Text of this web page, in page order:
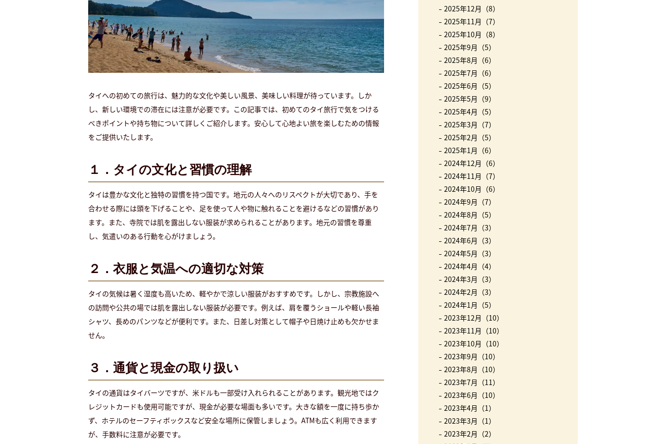
タイへの初めての旅行は、魅力的な文化や美しい風景、美味しい料理が待っています。しか
し、新しい環境での滞在には注意が必要です。この記事では、初めてのタイ旅行で気をつける
べきポイントや持ち物について詳しくご紹介します。安心して心地よい旅を楽しむための情報
をご提供いたします。
１．タイの文化と習慣の理解
タイは豊かな文化と独特の習慣を持つ国です。地元の人々へのリスペクトが大切であり、手を
合わせる際には頭を下げることや、足を使って人や物に触れることを避けるなどの習慣があり
ます。また、寺院では肌を露出しない服装が求められることがあります。地元の習慣を尊重
し、気遣いのある行動を心がけましょう。
２．衣服と気温への適切な対策
タイの気候は暑く湿度も高いため、軽やかで涼しい服装がおすすめです。しかし、宗教施設へ
の訪問や公共の場では肌を露出しない服装が必要です。例えば、肩を覆うショールや軽い長袖
シャツ、長めのパンツなどが便利です。また、日差し対策として帽子や日焼け止めも欠かせま
せん。
３．通貨と現金の取り扱い
タイの通貨はタイバーツですが、米ドルも一部受け入れられることがあります。観光地ではク
レジットカードも使用可能ですが、現金が必要な場面も多いです。大きな額を一度に持ち歩か
ず、ホテルのセーフティボックスなど安全な場所に保管しましょう。ATMも広く利用できます
が、手数料に注意が必要です。
2025年12月（8）
2025年11月（7）
2025年10月（8）
2025年9月（5）
2025年8月（6）
2025年7月（6）
2025年6月（5）
2025年5月（9）
2025年4月（5）
2025年3月（7）
2025年2月（5）
2025年1月（6）
2024年12月（6）
2024年11月（7）
2024年10月（6）
2024年9月（7）
2024年8月（5）
2024年7月（3）
2024年6月（3）
2024年5月（3）
2024年4月（4）
2024年3月（3）
2024年2月（3）
2024年1月（5）
2023年12月（10）
2023年11月（10）
2023年10月（10）
2023年9月（10）
2023年8月（10）
2023年7月（11）
2023年6月（10）
2023年4月（1）
2023年3月（1）
2023年2月（2）